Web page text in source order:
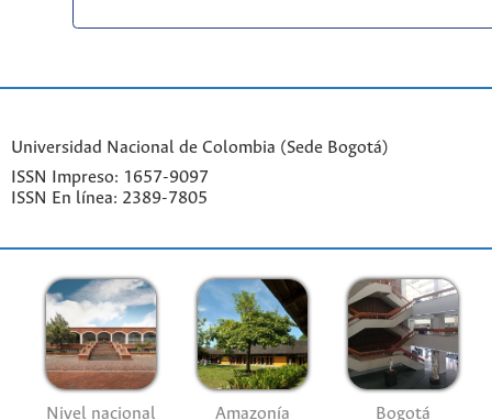
Universidad Nacional de Colombia (Sede Bogotá)
ISSN Impreso: 1657-9097
ISSN En línea: 2389-7805
Nivel nacional Amazonía Bogotá